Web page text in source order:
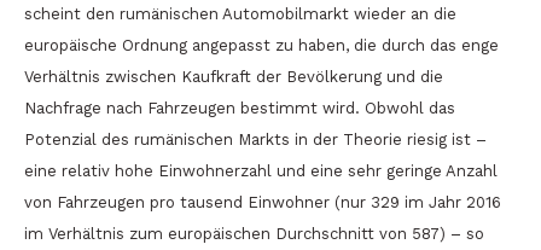
scheint den rumänischen Automobilmarkt wieder an die
europäische Ordnung angepasst zu haben, die durch das enge
Verhältnis zwischen Kaufkraft der Bevölkerung und die
Nachfrage nach Fahrzeugen bestimmt wird. Obwohl das
Potenzial des rumänischen Markts in der Theorie riesig ist –
eine relativ hohe Einwohnerzahl und eine sehr geringe Anzahl
von Fahrzeugen pro tausend Einwohner (nur 329 im Jahr 2016
im Verhältnis zum europäischen Durchschnitt von 587) – so